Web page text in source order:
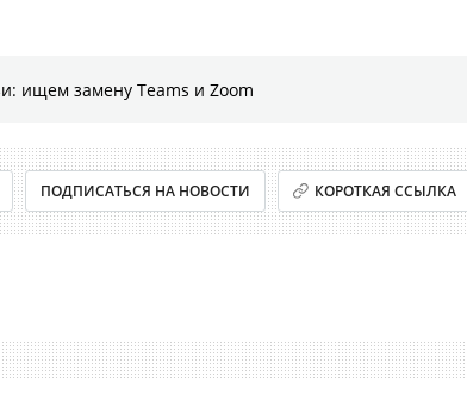
ищем замену Teams и Zoom
ПОДПИСАТЬСЯ НА НОВОСТИ КОРОТКАЯ ССЫЛКА